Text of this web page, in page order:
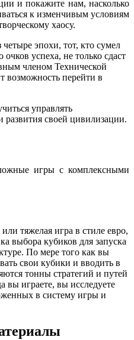
и покажите нам, насколько
к изменчивым условиям
хаосу.
четыре эпохи, тот, кто сумел
успеха, не только сдаст
членом Технической
возможность перейти в
управлять
своей цивилизации.
игры с комплексными
тяжелая игра в стиле евро,
выбора кубиков для запуска
По мере того как вы
свои кубики и вводить в
тонны стратегий и путей
вы играете, вы исследуете
в систему игры и